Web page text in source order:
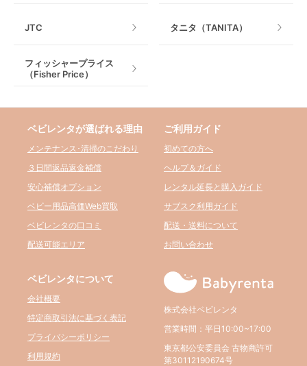
JTC タニタ（TANITA）
フィッシャープライス
（Fisher Price）
ベビレンタが選ばれる理由
メンテナンス･清掃のこだわり
３日間返品返金補償
安心補償オプション
ベビー用品高価Web買取
ベビレンタの口コミ
配送可能エリア
ご利用ガイド
初めての方へ
ヘルプ＆ガイド
レンタル延長と購入ガイド
サブスク利用ガイド
配送・送料について
お問い合わせ
ベビレンタについて
会社概要
特定商取引法に基づく表記
プライバシーポリシー
利用規約
株式会社ベビレンタ
営業時間：平日10:00~17:00
東京都公安委員会 古物商許可
第30112190674号